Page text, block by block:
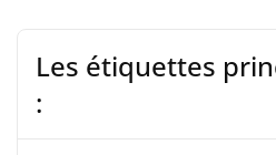
Les étiquettes
: